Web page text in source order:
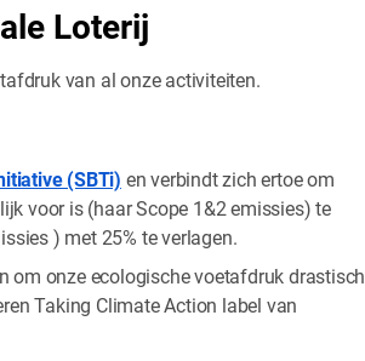
Loterij
van al onze activiteiten.
(SBTi) en verbindt zich ertoe om
voor is (haar Scope 1&2 emissies) te
) met 25% te verlagen.
om onze ecologische voetafdruk drastisch
Taking Climate Action label van